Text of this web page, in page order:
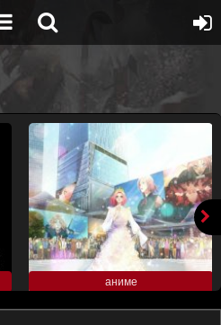
аниме